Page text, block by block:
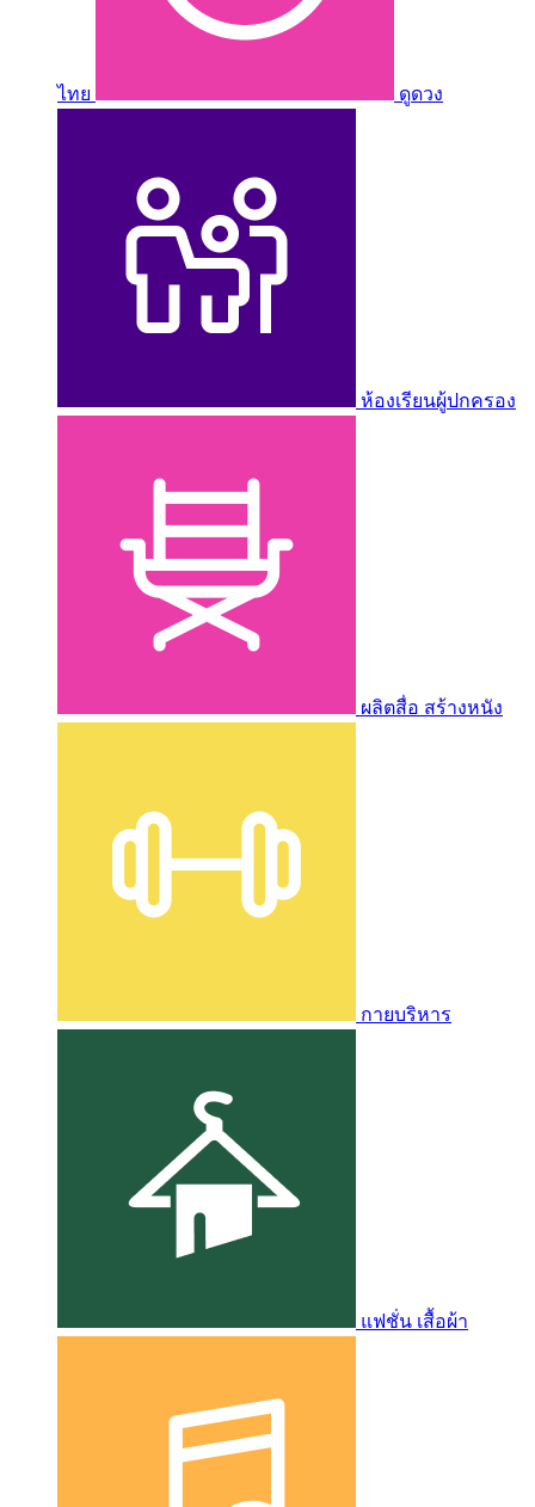
ไทย ดูดวง
ห้องเรียนผู้ปกครอง
ผลิตสื่อ สร้างหนัง
กายบริหาร
แฟชั่น เสื้อผ้า